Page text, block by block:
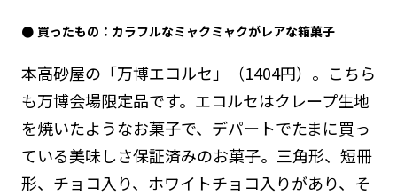
買ったもの：カラフルなミャクミャクがレアな箱菓子
本高砂屋の「万博エコルセ」（1404円）。こちら
も万博会場限定品です。エコルセはクレープ生地
を焼いたようなお菓子で、デパートでたまに買っ
ている美味しさ保証済みのお菓子。三角形、短冊
形、チョコ入り、ホワイトチョコ入りがあり、そ